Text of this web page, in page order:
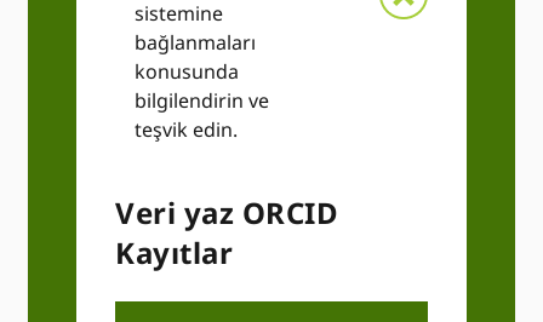
sistemine
bağlanmaları
konusunda
bilgilendirin ve
teşvik edin.
Veri yaz ORCID
Kayıtlar